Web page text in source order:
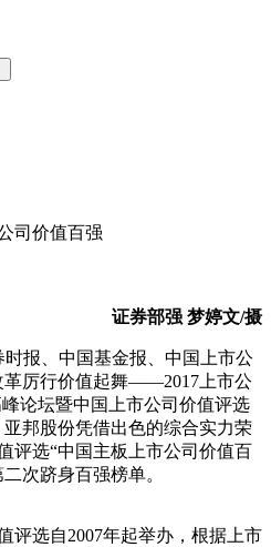
司价值百强
证券部强 梦婷文/摄
报、中国基金报、中国上市公
革厉行价值起舞——2017上市公
论坛暨中国上市公司价值评选
邦股份凭借出色的综合实力荣
评选“中国主板上市公司价值百
次跻身百强榜单。
选自2007年起举办，根据上市